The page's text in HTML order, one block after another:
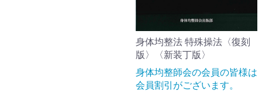
身体均整法 特殊操法〈復刻
版〉〈新装丁版〉
身体均整師会の会員の皆様は
会員割引がございます。